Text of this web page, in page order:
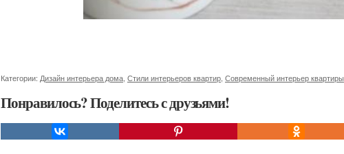
Категории: Дизайн интерьера дома Стили интерьеров квартир Современный интерьер квартиры
Понравилось? Поделитесь с друзьями!